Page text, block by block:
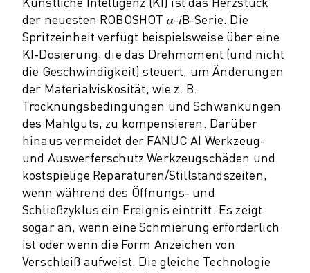
CNC-SCHLEIFEN
CNC-FRÄSEN
CNC-DREHEN
HOCHGESCHWINDIGKEITSBOHREN UND -GEWINDESCHNEIDEN
SPRITZGUSS
MASCHINENBEDIENUNG
MATERIALHANDHABUNG
LACKIEREN
PALETTIEREN
PUNKTSCHWEISSEN
VISION INSPEKTION
DRAHTERODIERMASCHINE
FALLBEISPIELE
KUNDENDIENST
KUNDENBETREUUNG
der neuesten ROBOSHOT 𝛼-𝑖B-Serie. Die
Spritzeinheit verfügt beispielsweise über eine
KI-Dosierung, die das Drehmoment (und nicht
die Geschwindigkeit) steuert, um Änderungen
der Materialviskosität, wie z. B.
Trocknungsbedingungen und Schwankungen
des Mahlguts, zu kompensieren. Darüber
hinaus vermeidet der FANUC AI Werkzeug-
und Auswerferschutz Werkzeugschäden und
kostspielige Reparaturen/Stillstandszeiten,
wenn während des Öffnungs- und
Schließzyklus ein Ereignis eintritt. Es zeigt
sogar an, wenn eine Schmierung erforderlich
ist oder wenn die Form Anzeichen von
Verschleiß aufweist. Die gleiche Technologie